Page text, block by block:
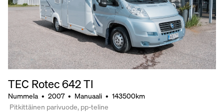
TEC Rotec 642 TI
Nummela • 2007 • Manuaali • 143500km
Pitkittäinen parivuode, pp-teline